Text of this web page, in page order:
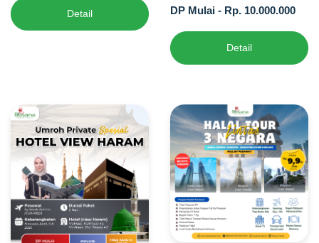
Detail DP Mulai - Rp. 10.000.000
Detail